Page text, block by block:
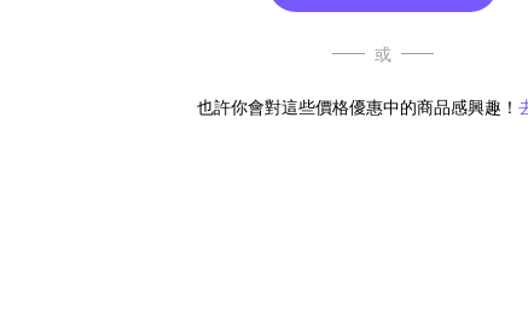
或
也許你會對這些價格優惠中的商品感興趣！